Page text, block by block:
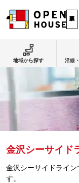
金沢シーサイド
金沢シーサイドライ
す。
地域から探す 沿線